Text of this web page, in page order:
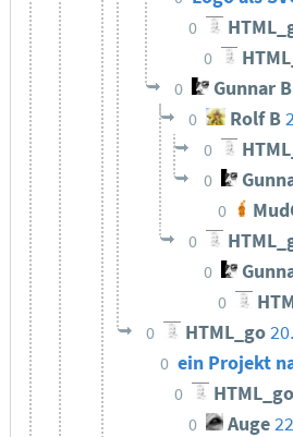
0
0
0 Gunnar
0 Rolf B
0
0
0
0
0
0
0 HTML_go
0 ein Projekt
0 HTML_go
0 Auge